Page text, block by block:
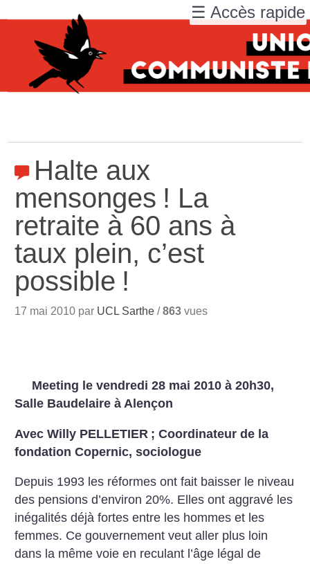
Halte aux
mensonges ! La
retraite à 60 ans à
taux plein, c’est
possible !
17 mai 2010 par UCL Sarthe /863 vues
Meeting le vendredi 28 mai 2010 à 20h30,
Salle Baudelaire à Alençon
Avec Willy PELLETIER ; Coordinateur de la
fondation Copernic, sociologue
Depuis 1993 les réformes ont fait baisser le niveau
des pensions d’environ 20%. Elles ont aggravé les
inégalités déjà fortes entre les hommes et les
femmes. Ce gouvernement veut aller plus loin
dans la même voie en reculant l’âge légal de
☰ Accès rapide